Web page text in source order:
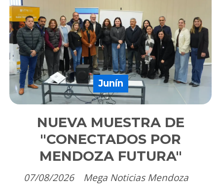
NUEVA MUESTRA DE
"CONECTADOS POR
MENDOZA FUTURA"
Mega Noticias Mendoza
Junín
07/08/2026